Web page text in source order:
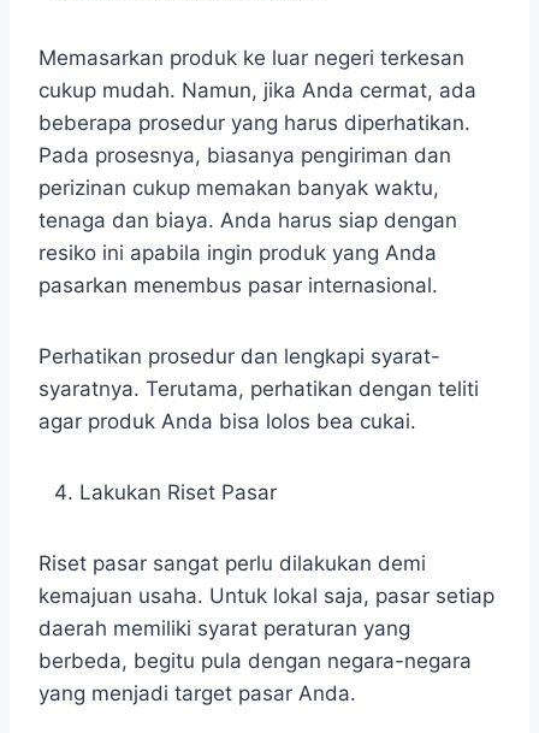
Memasarkan produk ke luar negeri terkesan
cukup mudah. Namun, jika Anda cermat, ada
beberapa prosedur yang harus diperhatikan.
Pada prosesnya, biasanya pengiriman dan
perizinan cukup memakan banyak waktu,
tenaga dan biaya. Anda harus siap dengan
resiko ini apabila ingin produk yang Anda
pasarkan menembus pasar internasional.
Perhatikan prosedur dan lengkapi syarat-
syaratnya. Terutama, perhatikan dengan teliti
agar produk Anda bisa lolos bea cukai.
Lakukan Riset Pasar
Riset pasar sangat perlu dilakukan demi
kemajuan usaha. Untuk lokal saja, pasar setiap
daerah memiliki syarat peraturan yang
berbeda, begitu pula dengan negara-negara
yang menjadi target pasar Anda.